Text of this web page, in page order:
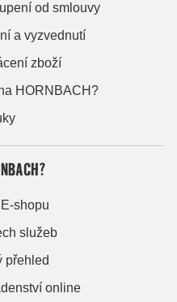
od smlouvy
a vyzvednutí
zboží
HORNBACH?
shopu
služeb
přehled
online